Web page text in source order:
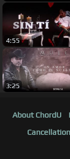
4:55
3:25
About ChordU